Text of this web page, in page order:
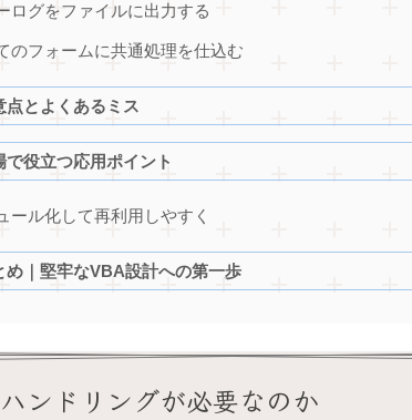
ログをファイルに出力する
のフォームに共通処理を仕込む
点とよくあるミス
で役立つ応用ポイント
ール化して再利用しやすく
め｜堅牢なVBA設計への第一歩
ンドリングが必要なのか